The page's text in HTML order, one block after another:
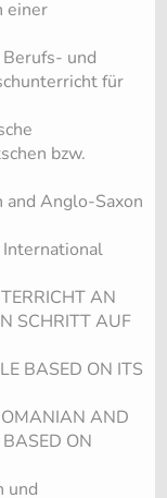
einer
und
für
bzw.
and Anglo-Saxon
International
AN
SCHRITT AUF
BASED ON ITS
AND
ON
und